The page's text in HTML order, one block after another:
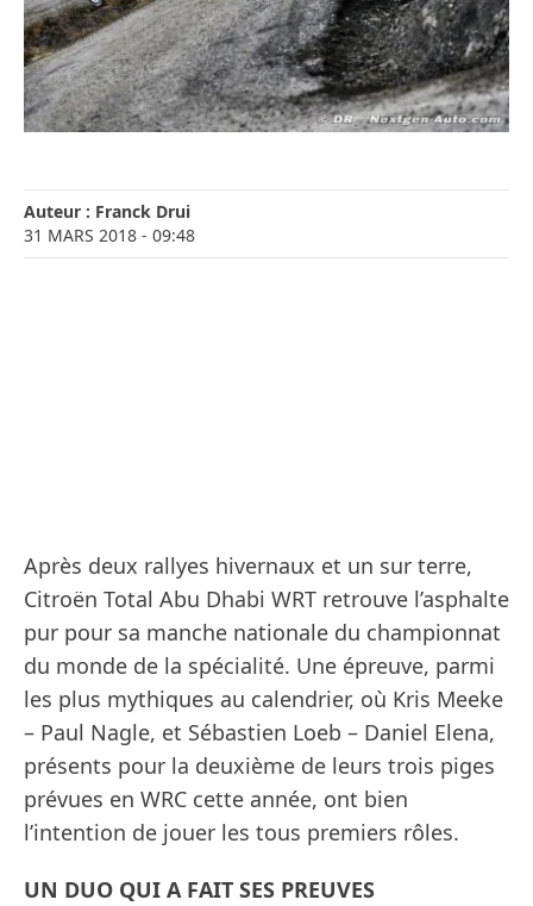
Auteur : Franck Drui
31 MARS 2018 - 09:48
Après deux rallyes hivernaux et un sur terre,
Citroën Total Abu Dhabi WRT retrouve l’asphalte
pur pour sa manche nationale du championnat
du monde de la spécialité. Une épreuve, parmi
les plus mythiques au calendrier, où Kris Meeke
– Paul Nagle, et Sébastien Loeb – Daniel Elena,
présents pour la deuxième de leurs trois piges
prévues en WRC cette année, ont bien
l’intention de jouer les tous premiers rôles.
UN DUO QUI A FAIT SES PREUVES